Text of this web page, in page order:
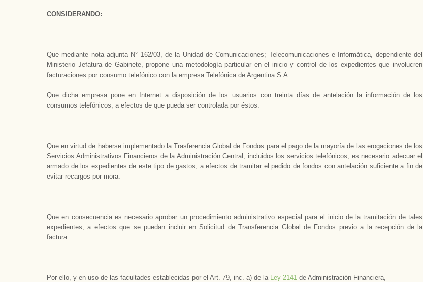
CONSIDERANDO:
Que mediante nota adjunta N° 162/03, de la Unidad de Comunicaciones; Telecomunicaciones e Informática, dependiente del
Ministerio Jefatura de Gabinete, propone una metodología particular en el inicio y control de los expedientes que involucren
facturaciones por consumo telefónico con la empresa Telefónica de Argentina S.A..
Que dicha empresa pone en Internet a disposición de los usuarios con treinta días de antelación la información de los
consumos telefónicos, a efectos de que pueda ser controlada por éstos.
Que en virtud de haberse implementado la Trasferencia Global de Fondos para el pago de la mayoría de las erogaciones de los
Servicios Administrativos Financieros de la Administración Central, incluidos los servicios telefónicos, es necesario adecuar el
armado de los expedientes de este tipo de gastos, a efectos de tramitar el pedido de fondos con antelación suficiente a fin de
evitar recargos por mora.
Que en consecuencia es necesario aprobar un procedimiento administrativo especial para el inicio de la tramitación de tales
expedientes, a efectos que se puedan incluir en Solicitud de Transferencia Global de Fondos previo a la recepción de la
factura.
Por ello, y en uso de las facultades establecidas por el Art. 79, inc. a) de la Ley 2141 de Administración Financiera,